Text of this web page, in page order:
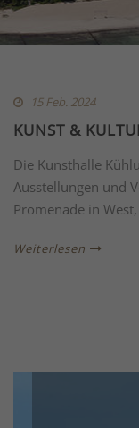
15 Feb. 2024
KUNST &
Die Kunsthalle
Ausstellungen und
Promenade in
Weiterlesen